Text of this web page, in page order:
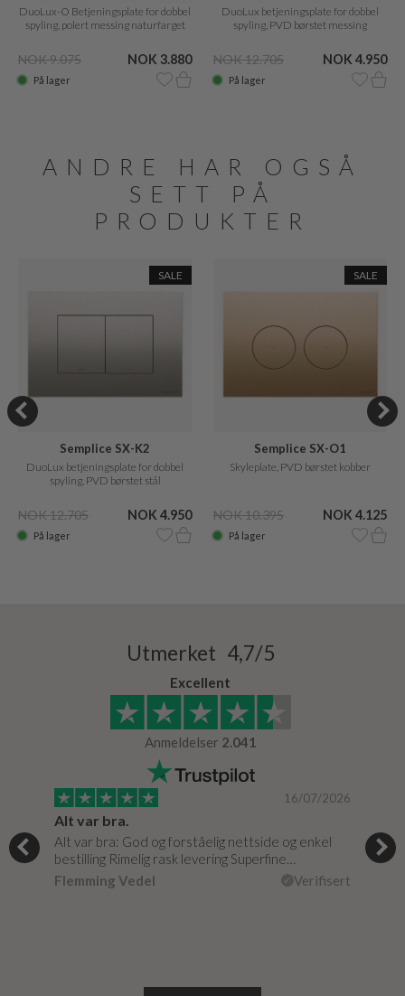
DuoLux-O Betjeningsplate for dobbel
spyling, polert messing naturfarget
NOK 9.075 NOK 3.880
På lager
DuoLux betjeningsplate for dobbel
spyling, PVD børstet messing
NOK 12.705 NOK 4.950
På lager
ANDRE HAR OGSÅ
SETT PÅ
PRODUKTER
SALE
Semplice SX-K2
DuoLux betjeningsplate for dobbel
spyling, PVD børstet stål
NOK 12.705 NOK 4.950
På lager
SALE
Semplice SX-O1
Skyleplate, PVD børstet kobber
NOK 10.395 NOK 4.125
På lager
Utmerket 4,7/5
Excellent
Anmeldelser 2.041
16/07/2026
Alt var bra.
Alt var bra: God og forståelig nettside og enkel
bestilling Rimelig rask levering Superfine…
Flemming Vedel
Verifisert
Jeg
fikk